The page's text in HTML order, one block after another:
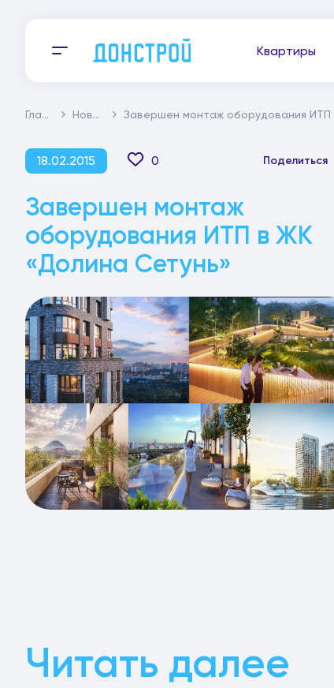
Квартиры
Главная Новости
18.02.2015 0 Поделиться
Завершен монтаж
оборудования ИТП в ЖК
«Долина Сетунь»
Читать далее